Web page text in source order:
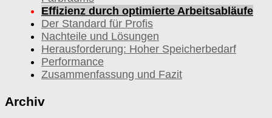
Effizienz durch optimierte Arbeitsabläufe
Der Standard für Profis
Nachteile und Lösungen
Herausforderung: Hoher Speicherbedarf
Performance
Zusammenfassung und Fazit
Archiv